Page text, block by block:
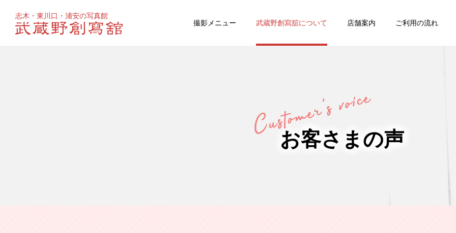
志木・東川口・浦安の写真館
撮影メニュー
家族写真・
記念写真
証明写真
武蔵野創寫舘について 店舗案内 ご利用の流れ
お客さまの声